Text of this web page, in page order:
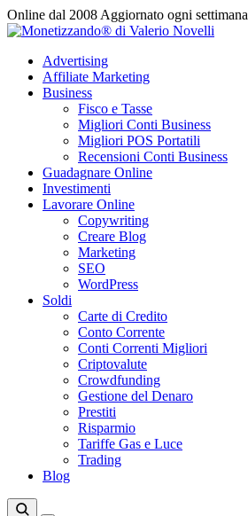
Vai
al
Online dal 2008 Aggiornato ogni settimana
Advertising
Affiliate Marketing
Business
Fisco e Tasse
Migliori Conti Business
Migliori POS Portatili
Recensioni Conti Business
Guadagnare Online
Investimenti
Lavorare Online
Copywriting
Creare Blog
Marketing
SEO
WordPress
Soldi
Carte di Credito
Conto Corrente
Conti Correnti Migliori
Criptovalute
Crowdfunding
Gestione del Denaro
Prestiti
Risparmio
Tariffe Gas e Luce
Trading
Blog